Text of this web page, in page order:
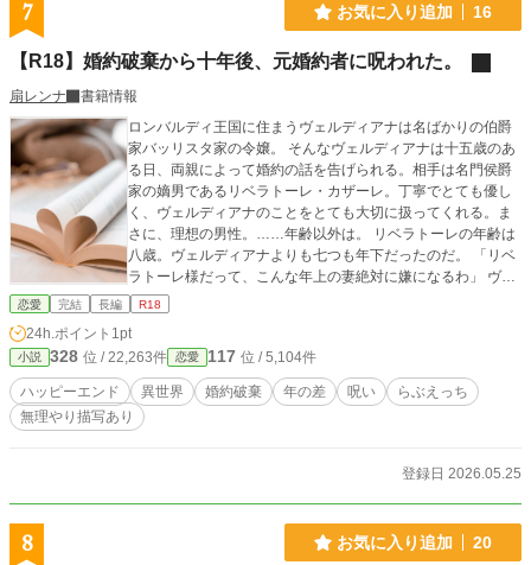
7 お気に入り追加 16
【R18】婚約破棄から十年後、元婚約者に呪われた。
扇レンナ
書籍情報
ロンバルディ王国に住まうヴェルディアナは名ばかりの伯爵
家バッリスタ家の令嬢。 そんなヴェルディアナは十五歳のあ
る日、両親によって婚約の話を告げられる。相手は名門侯爵
家の嫡男であるリベラトーレ・カザーレ。丁寧でとても優し
く、ヴェルディアナのことをとても大切に扱ってくれる。ま
さに、理想の男性。……年齢以外は。 リベラトーレの年齢は
八歳。ヴェルディアナよりも七つも年下だったのだ。 「リベ
ラトーレ様だって、こんな年上の妻絶対に嫌になるわ」 ヴェ
ルディアナはそう考え、リベラトーレに対し「貴方は年下す
日後バッリスタ家は没落してしまい、発表前だったヴェルデ
ィアナとリベラトーレの婚約はなかったことになった。 それ
から十年後。平凡な街娘として暮らしていたヴェルディアナ
は、ある日突然呪われてしまう。しかも、呪いの効力は「異
性に触れられると激痛が走る」という厄介なもの。一体だれ
来ない……！ そう思い危機感を抱いたヴェルディアナの前
ルディアナに対し一つの真実を告げた。 「その呪い、俺がか
恋愛 完結 長編 R18
24h.ポイント 1pt
小説 328 位 / 22,263件 恋愛 117 位 / 5,104件
ハッピーエンド 異世界 婚約破棄 年の差 呪い
らぶえっち
無理やり描写あり
登録日 2026.05.25
8 お気に入り追加 20